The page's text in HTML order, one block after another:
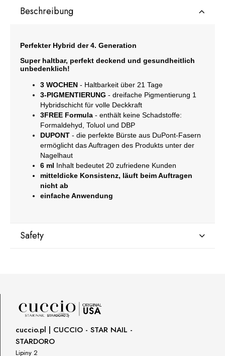
Beschreibung
Perfekter Hybrid der 4. Generation
Super haltbar, perfekt deckend und gesundheitlich
unbedenklich!
3 WOCHEN - Haltbarkeit über 21 Tage
3-PIGMENTIERUNG - dreifache Pigmentierung 1
Hybridschicht für volle Deckkraft
3FREE Formula - enthält keine Schadstoffe:
Formaldehyd, Toluol und DBP
DUPONT - die perfekte Bürste aus DuPont-Fasern
ermöglicht das Auftragen des Produkts unter der
Nagelhaut
6 ml Inhalt bedeutet 20 zufriedene Kunden
mitteldicke Konsistenz, läuft beim Auftragen
nicht ab
einfache Anwendung
Safety
90-361 Łódź, Polska
uwagi@gnb-lab.com
Importer
cuccio.pl | CUCCIO - STAR NAIL -
STARDORO
Lipiny 2